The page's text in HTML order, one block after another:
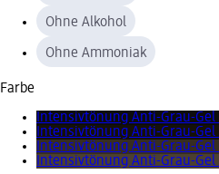
Ohne Alkohol
Ohne Ammoniak
Farbe
Intensivtönung Anti-Grau-Gel
Intensivtönung Anti-Grau-
Intensivtönung Anti-Grau-
Intensivtönung Anti-Grau-